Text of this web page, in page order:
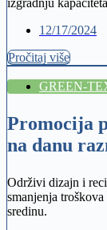
12/17/2024
Pročitaj više
GREEN-
Promocija
na danu
Održivi dizajn i
smanjenja
sredinu.